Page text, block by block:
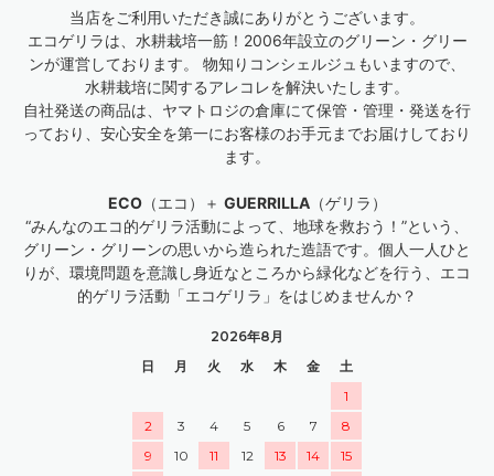
当店をご利用いただき誠にありがとうございます。
エコゲリラは、水耕栽培一筋！2006年設立のグリーン・グリー
ンが運営しております。 物知りコンシェルジュもいますので、
水耕栽培に関するアレコレを解決いたします。
自社発送の商品は、ヤマトロジの倉庫にて保管・管理・発送を行
っており、安心安全を第一にお客様のお手元までお届けしており
ます。
ECO（エコ）＋ GUERRILLA（ゲリラ）
“みんなのエコ的ゲリラ活動によって、地球を救おう！”という、
グリーン・グリーンの思いから造られた造語です。個人一人ひと
りが、環境問題を意識し身近なところから緑化などを行う、エコ
的ゲリラ活動「エコゲリラ」をはじめませんか？
2026年8月
日
月 火 水 木 金
土
1
2
3 4 5 6 7
8
9
10 11 12 13 14
15